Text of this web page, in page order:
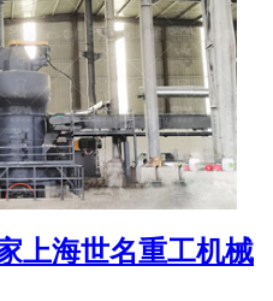
上海世名重工机械